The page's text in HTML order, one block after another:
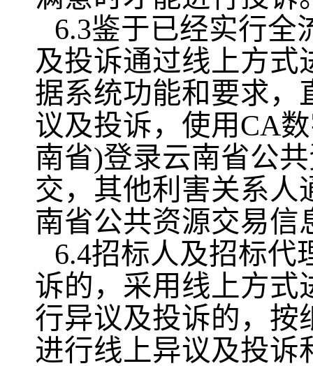
6.3鉴于已经实行全
及投诉通过线上方式
据系统功能和要求，
议及投诉，使用CA
南省)登录云南省公
交，其他利害关系人
南省公共资源交易信
6.4招标人及招标代
诉的，采用线上方式
行异议及投诉的，按
进行线上异议及投诉